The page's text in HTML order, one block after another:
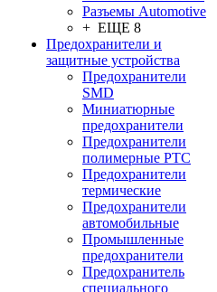
Разъeмы Automotive
+ ЕЩЕ 8
Предохранители и
защитные устройства
Предохранители
SMD
Миниатюрные
предохранители
Предохранители
полимерные PTC
Предохранители
термические
Предохранители
автомобильные
Промышленные
предохранители
Предохранитель
специального